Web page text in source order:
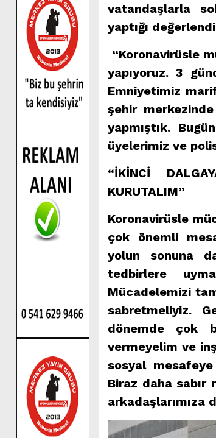
vatandaşlarla
yaptığı
“Koronavirüsle
yapıyoruz. 3
Emniyetimiz
şehir
yapmıştık.
üyelerimiz ve
“İKİNCİ
KURUTALIM”
Koronavirüsle
çok önemli
yolun sonuna
tedbirlere
Mücadelemizi
sabretmeliyiz.
dönemde çok
vermeyelim ve
sosyal
Biraz daha sabır
arkadaşlarımıza